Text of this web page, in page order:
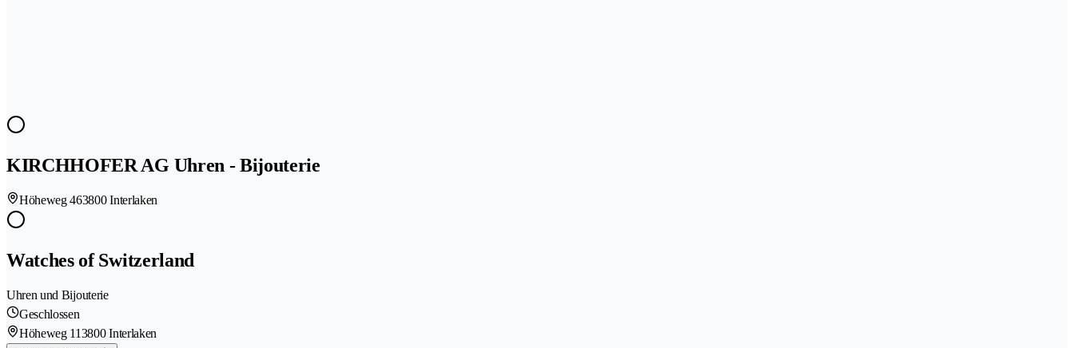
KIRCHHOFER AG Uhren - Bijouterie
Höheweg 463800 Interlaken
Watches of Switzerland
Uhren und Bijouterie
Geschlossen
Höheweg 113800 Interlaken